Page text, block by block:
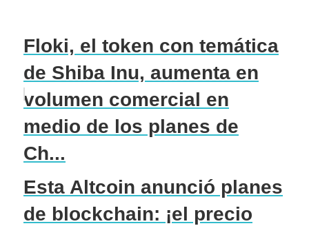
Floki, el token con temática
de Shiba Inu, aumenta en
volumen comercial en
medio de los planes de
Ch...
Esta Altcoin anunció planes
de blockchain: ¡el precio